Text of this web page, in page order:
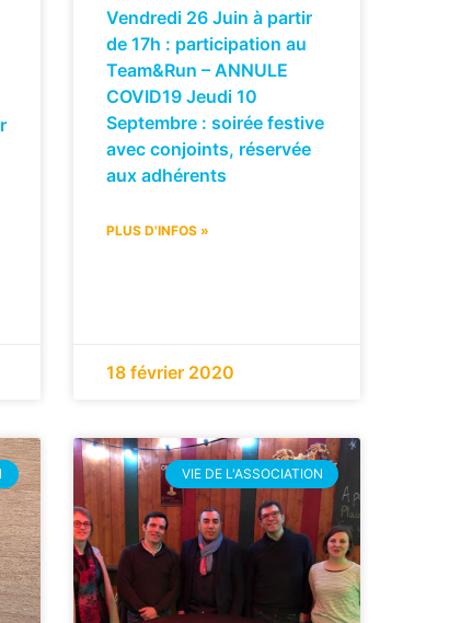
Vendredi 26 Juin à partir
de 17h : participation au
Team&Run – ANNULE
COVID19 Jeudi 10
Septembre : soirée festive
avec conjoints, réservée
aux adhérents
PLUS D'INFOS »
18 février 2020
VIE DE L'ASSOCIATION